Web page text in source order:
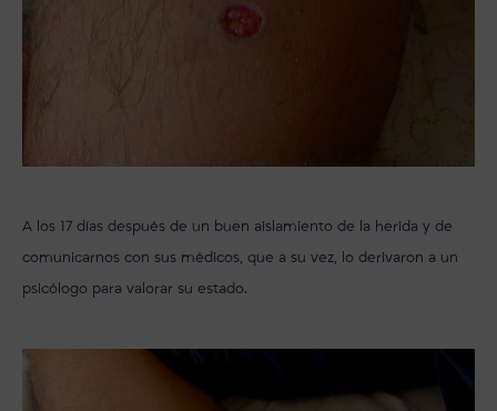
A los 17 días después de un buen aislamiento de la herida y de
comunicarnos con sus médicos, que a su vez, lo derivaron a un
psicólogo para valorar su estado.